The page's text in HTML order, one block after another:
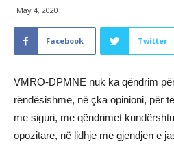
May 4, 2020
Facebook Twitter
VMRO-DPMNE nuk ka qëndrim
rëndësishme, në çka opinioni, për
me siguri, me qëndrimet
opozitare, në lidhje me gjendjen e